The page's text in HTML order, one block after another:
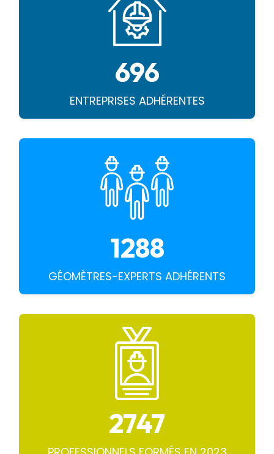
696
ENTREPRISES ADHÉRENTES
1288
GÉOMÈTRES-EXPERTS ADHÉRENTS
2747
PROFESSIONNELS FORMÉS EN 2023